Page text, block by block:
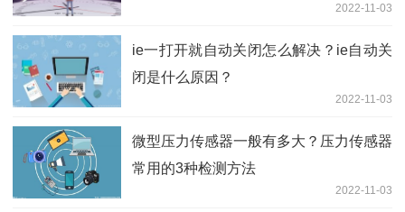
2022-11-03
ie一打开就自动关闭怎么解决？ie自动关
闭是什么原因？
2022-11-03
微型压力传感器一般有多大？压力传感器
常用的3种检测方法
2022-11-03